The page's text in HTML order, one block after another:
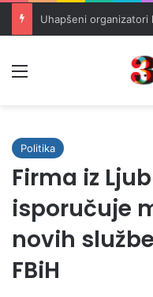
Politika
Firma iz
isporučuje
novih
FBiH